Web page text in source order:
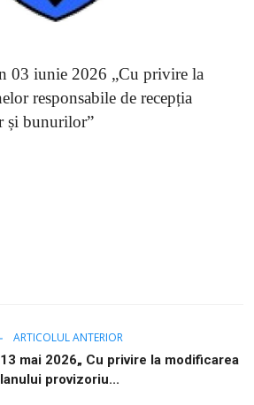
03 iunie 2026 „Cu privire la
responsabile de recepția
și bunurilor”
ARTICOLUL ANTERIOR
mai 2026„ Cu privire la modificarea
provizoriu...